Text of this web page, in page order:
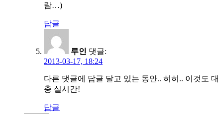
람…)
답글
루인 댓글:
2013-03-17, 18:24
다른 댓글에 답글 달고 있는 동안.. 히히.. 이것도 대
충 실시간!
답글